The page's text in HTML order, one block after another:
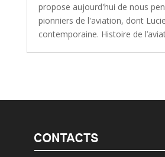
propose aujourd'hui de nous
pionniers de l'aviation, dont
contemporaine. Histoire de